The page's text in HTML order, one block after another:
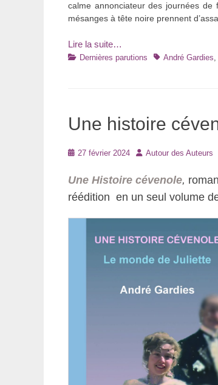
calme annonciateur des journées de
mésanges à tête noire prennent
Lire la suite…
Catégories
Dernières parutions TagsAndré Gardies,
Une histoire
Posté27 février 2024 Auteur
Autour des Auteurs
Une Histoire cévenole,
réédition en un seul volume